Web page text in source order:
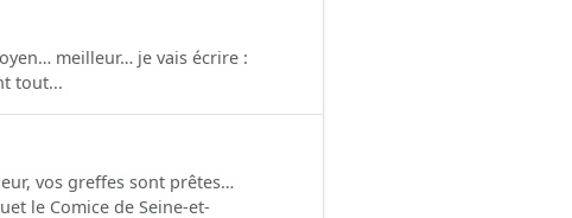
meilleur… je vais écrire :
tout...
vos greffes sont prêtes…
le Comice de Seine-et-